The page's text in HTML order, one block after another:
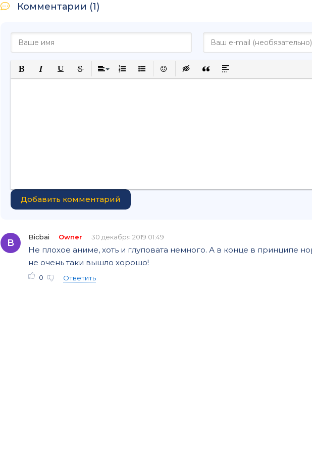
Комментарии (1)
Полужирный
КурсивПодчеркнутый
ЗачеркнутыйВыравнивание
Нумерованный список
Маркированный список
Вставить смайлик
Вставка скрытого текста
Вставка цитаты
Вставка спойлера
Добавить комментарий
B
Bicbai Owner 30 декабря 2019 01:49
Не плохое аниме, хоть и глуповата немного. А в конце в принципе
не очень таки вышло хорошо!
0 Ответить